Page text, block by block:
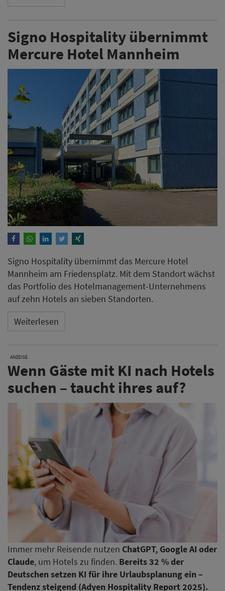
Signo Hospitality übernimmt
Mercure Hotel Mannheim
Signo Hospitality übernimmt das Mercure Hotel
Mannheim am Friedensplatz. Mit dem Standort wächst
das Portfolio des Hotelmanagement-Unternehmens
auf zehn Hotels an sieben Standorten.
Weiterlesen
ANZEIGE
Wenn Gäste mit KI nach Hotels
suchen – taucht ihres auf?
Immer mehr Reisende nutzen ChatGPT, Google AI oder
Claude, um Hotels zu finden. Bereits 32 % der
Deutschen setzen KI für ihre Urlaubsplanung ein –
Tendenz steigend (Adyen Hospitality Report 2025).